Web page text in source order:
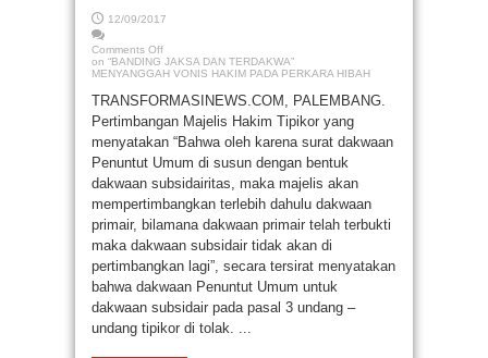
12/09/2017
Comments Off
on “BANDING JAKSA DAN TERDAKWA”
MENYANGGAH VONIS HAKIM PADA PERKARA HIBAH
TRANSFORMASINEWS.COM, PALEMBANG.
Pertimbangan Majelis Hakim Tipikor yang
menyatakan “Bahwa oleh karena surat dakwaan
Penuntut Umum di susun dengan bentuk
dakwaan subsidairitas, maka majelis akan
mempertimbangkan terlebih dahulu dakwaan
primair, bilamana dakwaan primair telah terbukti
maka dakwaan subsidair tidak akan di
pertimbangkan lagi”, secara tersirat menyatakan
bahwa dakwaan Penuntut Umum untuk
dakwaan subsidair pada pasal 3 undang –
undang tipikor di tolak. ...